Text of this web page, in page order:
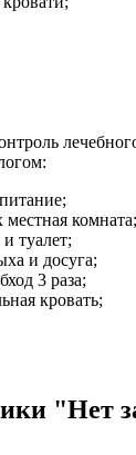
местная комната;
туалет;
и досуга;
3 раза;
кровать;
"Нет